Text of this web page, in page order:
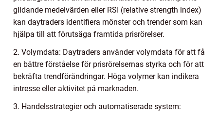
glidande medelvärden eller RSI (relative strength index)
kan daytraders identifiera mönster och trender som kan
hjälpa till att förutsäga framtida prisrörelser.
2. Volymdata: Daytraders använder volymdata för att få
en bättre förståelse för prisrörelsernas styrka och för att
bekräfta trendförändringar. Höga volymer kan indikera
intresse eller aktivitet på marknaden.
3. Handelsstrategier och automatiserade system: